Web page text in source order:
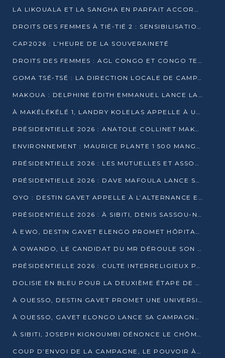
LA LIKOUALA ET LA SANGHA EN PARFAIT ACCORD AVEC LE PROJET DE SOCIÉTÉ DU CANDIDAT DENIS SASSOU-N’GUESSO
DROITS DES FEMMES À TIÉ-TIÉ 2 : SENSIBILISATION ET PÉDAGOGIE SUR LE DROIT DE VOTE
CAP2026 : L’HEURE DE LA SOUVERAINETÉ
DROITS DES FEMMES : AGL CONGO ET CONGO TERMINAL METTENT EN AVANT LE LEADERSHIP FÉMININ
GOMA TSÉ-TSÉ : LA DIRECTION LOCALE DE CAMPAGNE INTENSIFIE LA SENSIBILISATION DANS LES VILLAGES
MAKOUA : DELPHINE ÉDITH EMMANUEL LANCE LA CAMPAGNE POUR DENIS SASSOU-N’GUESSO
À MAKÉLÉKÉLÉ 1, LANDRY KOLELAS APPELLE À UNE MOBILISATION MASSIVE EN FAVEUR DE DENIS SASSOU-N’GUESSO
PRÉSIDENTIELLE 2026 : ANATOLE COLLINET MAKOSSO DÉFEND LE PROJET DE SOCIÉTÉ DE DENIS SASSOU NGUESSO
ENVIRONNEMENT : MAURICE PLANTE 1 500 MANGROVES POUR HONORER WANGARI MAATHAI
PRÉSIDENTIELLE 2026 : LES MUTUELLES ET ASSOCIATIONS S’IMPLIQUENT DANS LA CAMPAGNE ÉLECTORALE À TIÉ-TIÉ 2 (POINTE-NOIRE)
PRÉSIDENTIELLE 2026 : DAVE MAFOULA LANCE SA « VAGUE DU NOUVEAU DÉPART » À IMPFONDO
OYO : DESTIN GAVET APPELLE À L’ALTERNANCE ET À LA RESPONSABILITÉ DE LA JEUNESSE
PRÉSIDENTIELLE 2026 : À SIBITI, DENIS SASSOU-N’GUESSO PARIE SUR LES RESSOURCES DE LA LEKOUMOU
À EWO, DESTIN GAVET ELENGO PROMET HÔPITAL, CHEMIN DE FER ET AUDIT DES FINANCES PUBLIQUES
À OWANDO, LE CANDIDAT DU MR DÉROULE SON PROGRAMME DE “CHANGEMENT”
PRÉSIDENTIELLE 2026 : CULTE INTERRELIGIEUX POUR LA PAIX À OUENZÉ
DOLISIE EN BLEU POUR LA DEUXIÈME ÉTAPE DE CAMPAGNE DE DSN
À OUESSO, DESTIN GAVET PROMET UNE UNIVERSITÉ POUR LA SANGHA
À OUESSO, GAVET ELONGO LANCE SA CAMPAGNE SOUS LE SIGNE DU RENOUVEAU
À SIBITI, JOSEPH KIGNOUMBI DÉNONCE LE CHÔMAGE ET LES DÉFAILLANCES DE L’ÉTAT
COUP D’ENVOI DE LA CAMPAGNE, LE POUVOIR À POINTE-NOIRE, L’OPPOSITION À OUESSO ET SIBITI